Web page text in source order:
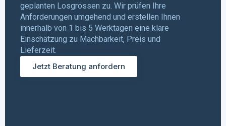
geplanten Losgrössen zu. Wir prüfen Ihre
Anforderungen umgehend und erstellen Ihnen
innerhalb von 1 bis 5 Werktagen eine klare
Einschätzung zu Machbarkeit, Preis und
Lieferzeit.
Jetzt Beratung anfordern